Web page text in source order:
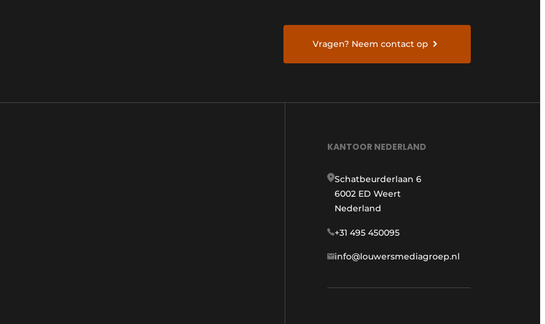
Vragen? Neem contact op
KANTOOR NEDERLAND
Schatbeurderlaan 6
6002 ED Weert
Nederland
+31 495 450095
info@louwersmediagroep.nl